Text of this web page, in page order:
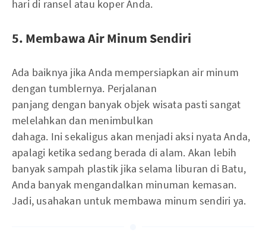
hari di ransel atau koper Anda.
5. Membawa Air Minum Sendiri
Ada baiknya jika Anda mempersiapkan air minum
dengan tumblernya. Perjalanan
panjang dengan banyak objek wisata pasti sangat
melelahkan dan menimbulkan
dahaga. Ini sekaligus akan menjadi aksi nyata Anda,
apalagi ketika sedang berada di alam. Akan lebih
banyak sampah plastik jika selama liburan di Batu,
Anda banyak mengandalkan minuman kemasan.
Jadi, usahakan untuk membawa minum sendiri ya.